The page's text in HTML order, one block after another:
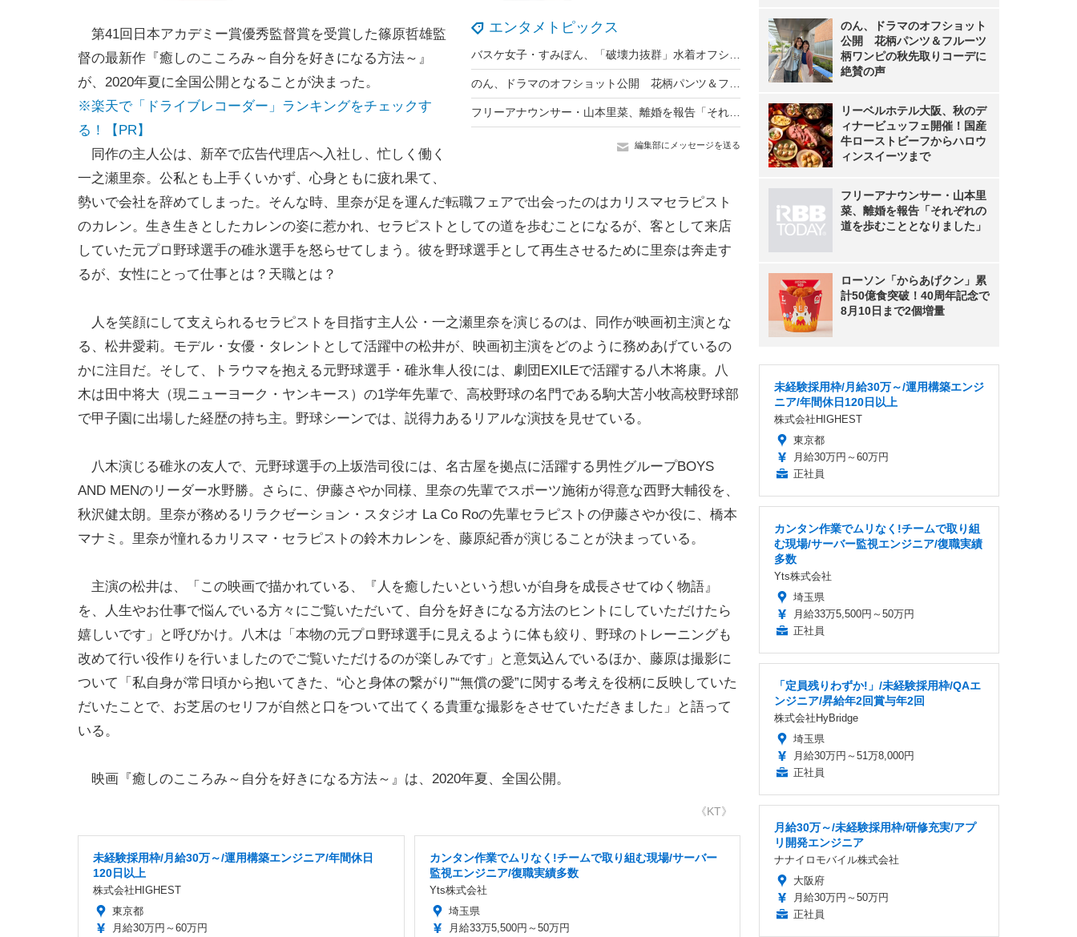
エンタメトピックス
編集部にメッセージを送る
第41回日本アカデミー賞優秀監督賞を受賞した篠原哲雄監
督の最新作『癒しのこころみ～自分を好きになる方法～』
が、2020年夏に全国公開となることが決まった。
※楽天で「ドライブレコーダー」ランキングをチェックす
る！【PR】
同作の主人公は、新卒で広告代理店へ入社し、忙しく働く
一之瀬里奈。公私とも上手くいかず、心身ともに疲れ果て、
勢いで会社を辞めてしまった。そんな時、里奈が足を運んだ転職フェアで出会ったのはカリスマセラピスト
のカレン。生き生きとしたカレンの姿に惹かれ、セラピストとしての道を歩むことになるが、客として来店
していた元プロ野球選手の碓氷選手を怒らせてしまう。彼を野球選手として再生させるために里奈は奔走す
るが、女性にとって仕事とは？天職とは？
人を笑顔にして支えられるセラピストを目指す主人公・一之瀬里奈を演じるのは、同作が映画初主演とな
る、松井愛莉。モデル・女優・タレントとして活躍中の松井が、映画初主演をどのように務めあげているの
かに注目だ。そして、トラウマを抱える元野球選手・碓氷隼人役には、劇団EXILEで活躍する八木将康。八
木は田中将大（現ニューヨーク・ヤンキース）の1学年先輩で、高校野球の名門である駒大苫小牧高校野球部
で甲子園に出場した経歴の持ち主。野球シーンでは、説得力あるリアルな演技を見せている。
八木演じる碓氷の友人で、元野球選手の上坂浩司役には、名古屋を拠点に活躍する男性グループBOYS
AND MENのリーダー水野勝。さらに、伊藤さやか同様、里奈の先輩でスポーツ施術が得意な西野大輔役を、
秋沢健太朗。里奈が務めるリラクゼーション・スタジオ La Co Roの先輩セラピストの伊藤さやか役に、橋本
マナミ。里奈が憧れるカリスマ・セラピストの鈴木カレンを、藤原紀香が演じることが決まっている。
主演の松井は、「この映画で描かれている、『人を癒したいという想いが自身を成長させてゆく物語』
を、人生やお仕事で悩んでいる方々にご覧いただいて、自分を好きになる方法のヒントにしていただけたら
嬉しいです」と呼びかけ。八木は「本物の元プロ野球選手に見えるように体も絞り、野球のトレーニングも
改めて行い役作りを行いましたのでご覧いただけるのが楽しみです」と意気込んでいるほか、藤原は撮影に
ついて「私自身が常日頃から抱いてきた、“心と身体の繋がり”“無償の愛”に関する考えを役柄に反映していた
だいたことで、お芝居のセリフが自然と口をついて出てくる貴重な撮影をさせていただきました」と語って
いる。
映画『癒しのこころみ～自分を好きになる方法～』は、2020年夏、全国公開。
《KT》
未経験採用枠/月給30万～/運用構築エンジニア/年間休日
120日以上
株式会社HIGHEST
東京都
月給30万円～60万円
カンタン作業でムリなく!チームで取り組む現場/サーバー
監視エンジニア/復職実績多数
Yts株式会社
埼玉県
月給33万5,500円～50万円
のん、ドラマのオフショット
公開 花柄パンツ＆フルーツ
柄ワンピの秋先取りコーデに
絶賛の声
リーベルホテル大阪、秋のデ
ィナービュッフェ開催！国産
牛ローストビーフからハロウ
ィンスイーツまで
フリーアナウンサー・山本里
菜、離婚を報告「それぞれの
道を歩むこととなりました」
ローソン「からあげクン」累
計50億食突破！40周年記念で
8月10日まで2個増量
未経験採用枠/月給30万～/運用構築エンジ
ニア/年間休日120日以上
株式会社HIGHEST
東京都
月給30万円～60万円
正社員
カンタン作業でムリなく!チームで取り組
む現場/サーバー監視エンジニア/復職実績
多数
Yts株式会社
埼玉県
月給33万5,500円～50万円
正社員
「定員残りわずか!」/未経験採用枠/QAエ
ンジニア/昇給年2回賞与年2回
株式会社HyBridge
埼玉県
月給30万円～51万8,000円
正社員
月給30万～/未経験採用枠/研修充実/アプ
リ開発エンジニア
ナナイロモバイル株式会社
大阪府
月給30万円～50万円
正社員